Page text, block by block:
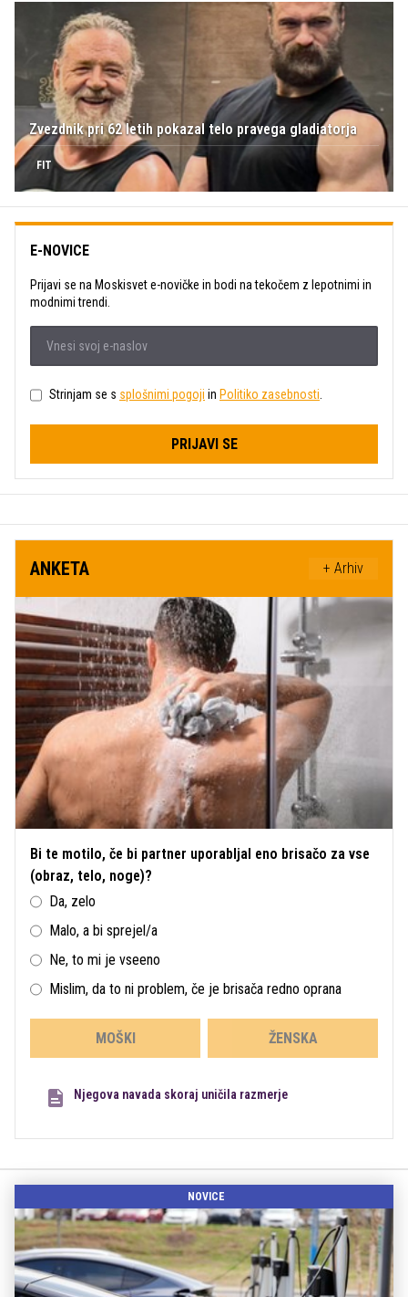
Zvezdnik pri 62 letih pokazal telo pravega gladiatorja
FIT
E-NOVICE
Prijavi se na Moskisvet e-novičke in bodi na tekočem z lepotnimi in
modnimi trendi.
Strinjam se s splošnimi pogoji in Politiko zasebnosti
PRIJAVI SE
ANKETA + Arhiv
Bi te motilo, če bi partner uporabljal eno brisačo za vse
(obraz, telo, noge)?
Da, zelo
Malo, a bi sprejel/a
Ne, to mi je vseeno
Mislim, da to ni problem, če je brisača redno oprana
MOŠKI ŽENSKA
Njegova navada skoraj uničila razmerje
NOVICE